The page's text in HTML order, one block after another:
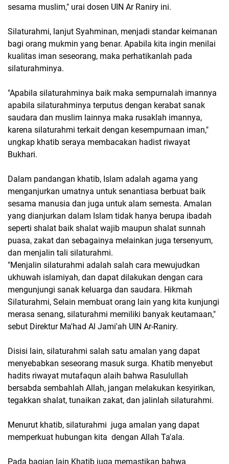
sesama muslim," urai dosen UIN Ar Raniry ini.
Silaturahmi, lanjut Syahminan, menjadi standar keimanan
bagi orang mukmin yang benar. Apabila kita ingin menilai
kualitas iman seseorang, maka perhatikanlah pada
silaturahminya.
"Apabila silaturahminya baik maka sempurnalah imannya
apabila silaturahminya terputus dengan kerabat sanak
saudara dan muslim lainnya maka rusaklah imannya,
karena silaturahmi terkait dengan kesempurnaan iman,"
ungkap khatib seraya membacakan hadist riwayat
Bukhari.
Dalam pandangan khatib, Islam adalah agama yang
menganjurkan umatnya untuk senantiasa berbuat baik
sesama manusia dan juga untuk alam semesta. Amalan
yang dianjurkan dalam Islam tidak hanya berupa ibadah
seperti shalat baik shalat wajib maupun shalat sunnah
puasa, zakat dan sebagainya melainkan juga tersenyum,
dan menjalin tali silaturahmi.
"Menjalin silaturahmi adalah salah cara mewujudkan
ukhuwah islamiyah, dan dapat dilakukan dengan cara
mengunjungi sanak keluarga dan saudara. Hikmah
Silaturahmi, Selain membuat orang lain yang kita kunjungi
merasa senang, silaturahmi memiliki banyak keutamaan,"
sebut Direktur Ma'had Al Jami'ah UIN Ar-Raniry.
Disisi lain, silaturahmi salah satu amalan yang dapat
menyebabkan seseorang masuk surga. Khatib menyebut
hadits riwayat mutafaqun alaih bahwa Rasulullah
bersabda sembahlah Allah, jangan melakukan kesyirikan,
tegakkan shalat, tunaikan zakat, dan jalinlah silaturahmi.
Menurut khatib, silaturahmi juga amalan yang dapat
memperkuat hubungan kita dengan Allah Ta'ala.
Pada bagian lain Khatib juga memastikan bahwa